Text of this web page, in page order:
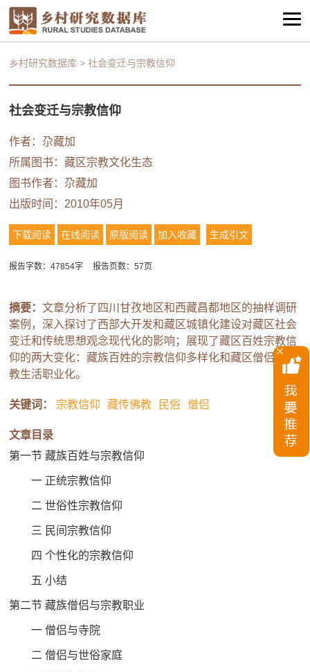
乡村研究数据库 >社会变迁与宗教信仰
社会变迁与宗教信仰
作者：尕藏加
所属图书：藏区宗教文化生态
图书作者：尕藏加
出版时间：2010年05月
下载阅读 在线阅读 原版阅读 加入收藏 生成引文
报告字数：47854字 报告页数：57页
摘要：文章分析了四川甘孜地区和西藏昌都地区的抽样调研
案例，深入探讨了西部大开发和藏区城镇化建设对藏区社会
变迁和传统思想观念现代化的影响；展现了藏区百姓宗教信
仰的两大变化：藏族百姓的宗教信仰多样化和藏区僧侣的宗
教生活职业化。
关键词： 宗教信仰 藏传佛教 民俗 僧侣
文章目录
第一节 藏族百姓与宗教信仰
一 正统宗教信仰
二 世俗性宗教信仰
三 民间宗教信仰
四 个性化的宗教信仰
五 小结
第二节 藏族僧侣与宗教职业
一 僧侣与寺院
二 僧侣与世俗家庭